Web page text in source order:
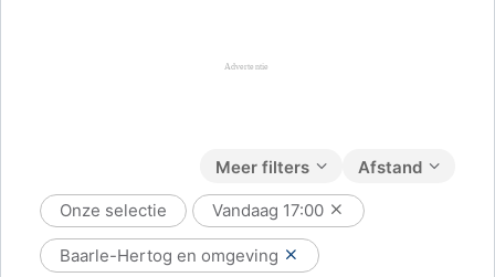
Afstand
Meer filters
Onze selectie Vandaag 17:00
Baarle-Hertog en omgeving